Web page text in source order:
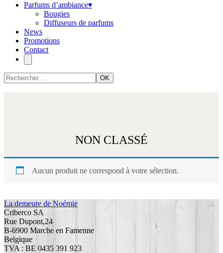
Parfums d’ambiance▾
Bougies
Diffuseurs de parfums
News
Promotions
Contact
OK
NON CLASSÉ
Aucun produit ne correspond à votre sélection.
La demeure de Noémie
Criberco SA
Rue Dupont,24
B-6900 Marche en Famenne
Belgique
TVA : BE 0435 391 923